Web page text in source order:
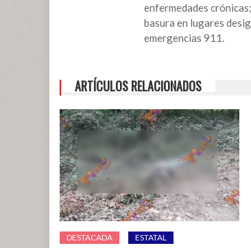
enfermedades
basura en lugares
emergencias 911.
ARTÍCULOS RELACIONADOS
DESTACADA ESTATAL